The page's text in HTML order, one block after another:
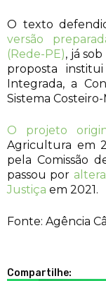
O texto
versão
(Rede-PE), já
proposta
Integrada, a
Sistema
O projeto
Agricultura em
pela Comissão
passou por
Justiça em 2021.
Fonte: Agência
Compartilhe: